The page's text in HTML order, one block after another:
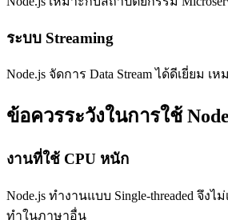
ระบบ Streaming
Node.js จัดการ Data Stream ได้ดีเยี่ย
ข้อควรระวังในการใช้
งานที่ใช้ CPU หนัก
Node.js ทำงานแบบ Single-threaded จึ
ทำในภาษาอื่น